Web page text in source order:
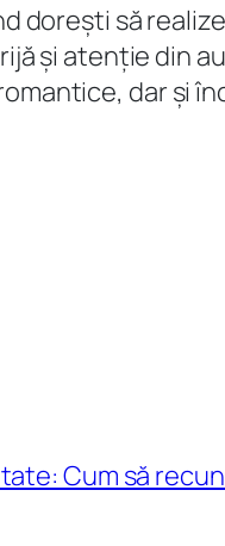
dorești să
și atenție din
dar și
Cum să